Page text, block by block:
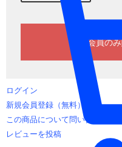
ログイン
新規会員登録（無料）
この商品について問い合わせる
レビューを投稿